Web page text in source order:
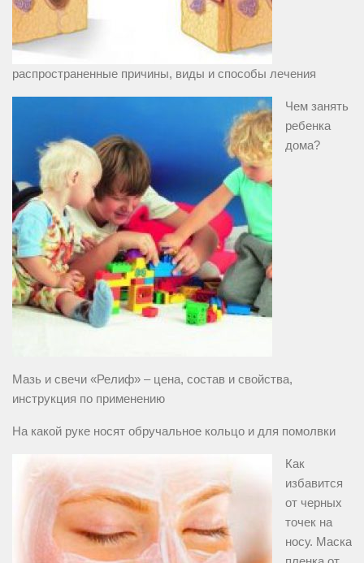
распространенные причины, виды и способы лечения
Чем занять
ребенка
дома?
Мазь и свечи «Релиф» – цена, состав и свойства,
инструкция по применению
На какой руке носят обручальное кольцо и для помолвки
Как
избавится
от черных
точек на
носу. Маска